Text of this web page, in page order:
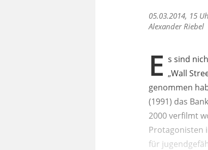
05.03.2014, 15
Alexander Riebel
E s sind
„Wall
genommen
(1991) das
2000 verfilmt
Protagonisten
für